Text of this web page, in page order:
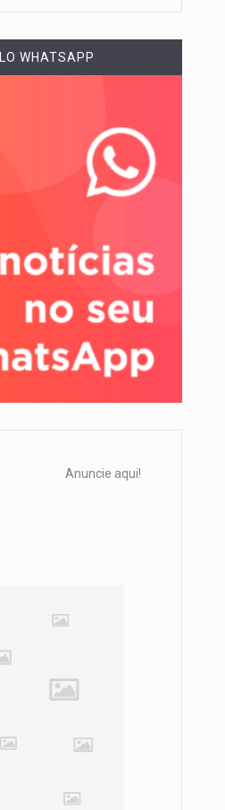
WHATSAPP
Anuncie aqui!